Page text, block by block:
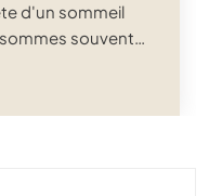
d'un sommeil
souvent
méconnus qui
essentiels d'un